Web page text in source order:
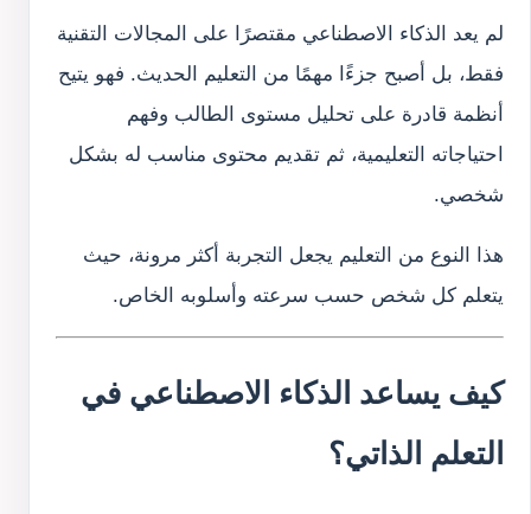
لم يعد الذكاء الاصطناعي مقتصرًا على المجالات التقنية
فقط، بل أصبح جزءًا مهمًا من التعليم الحديث. فهو يتيح
أنظمة قادرة على تحليل مستوى الطالب وفهم
احتياجاته التعليمية، ثم تقديم محتوى مناسب له بشكل
شخصي.
هذا النوع من التعليم يجعل التجربة أكثر مرونة، حيث
يتعلم كل شخص حسب سرعته وأسلوبه الخاص.
كيف يساعد الذكاء الاصطناعي في
التعلم الذاتي؟